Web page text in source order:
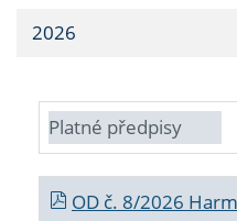
2026
Platné předpisy
OD č. 8/2026